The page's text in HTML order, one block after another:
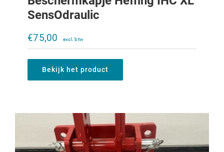
SensOdraulic
€75,00
Bekijk het product
€200,00